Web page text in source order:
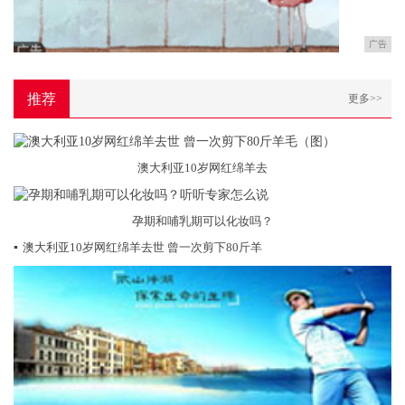
广告
推荐 更多>>
澳大利亚10岁网红绵羊去
孕期和哺乳期可以化妆吗？
▪ 澳大利亚10岁网红绵羊去世 曾一次剪下80斤羊